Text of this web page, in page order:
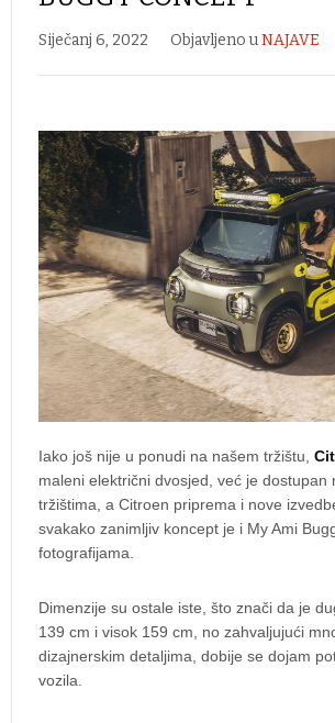
Siječanj 6, 2022 Objavljeno uNAJAVE
Iako još nije u ponudi na našem tržištu,
maleni električni dvosjed, već je dostupan
tržištima, a Citroen priprema i nove
svakako zanimljiv koncept je i My Ami
fotografijama.
Dimenzije su ostale iste, što znači da je
139 cm i visok 159 cm, no zahvaljujući
dizajnerskim detaljima, dobije se dojam
vozila.